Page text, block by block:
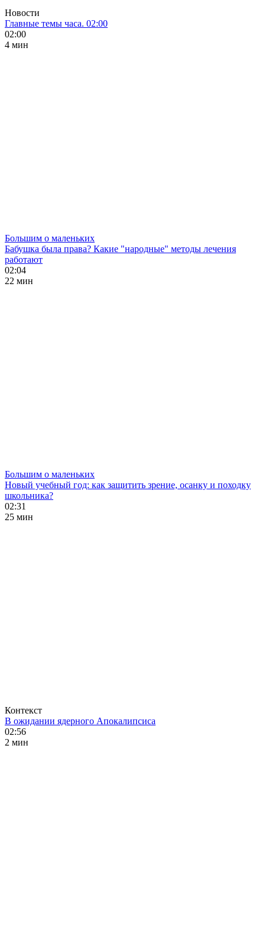
Новости
Главные темы часа. 02:00
02:00
4 мин
Большим о маленьких
Бабушка была права? Какие "народные" методы лечения
работают
02:04
22 мин
Большим о маленьких
Новый учебный год: как защитить зрение, осанку и походку
школьника?
02:31
25 мин
Контекст
В ожидании ядерного Апокалипсиса
02:56
2 мин